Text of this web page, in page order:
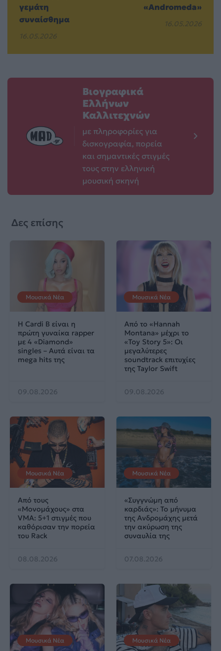
γεμάτη
συναίσθημα
16.05.2026
«Andromeda»
16.05.2026
Βιογραφικά
Ελλήνων
Καλλιτεχνών
με πληροφορίες για
δισκογραφία, πορεία
και σημαντικές στιγμές
τους στην ελληνική
μουσική σκηνή
Δες επίσης
Μουσικά Νέα
Η Cardi B είναι η
πρώτη γυναίκα rapper
με 4 «Diamond»
singles – Αυτά είναι τα
mega hits της
09.08.2026
Μουσικά Νέα
Από το «Hannah
Montana» μέχρι το
«Toy Story 5»: Οι
μεγαλύτερες
soundtrack επιτυχίες
της Taylor Swift
09.08.2026
Μουσικά Νέα
Από τους
«Μονομάχους» στα
VMA: 5+1 στιγμές που
καθόρισαν την πορεία
του Rack
08.08.2026
Μουσικά Νέα
«Συγγνώμη από
καρδιάς»: Το μήνυμα
της Ανδρομάχης μετά
την ακύρωση της
συναυλία της
07.08.2026
Μουσικά Νέα Μουσικά Νέα